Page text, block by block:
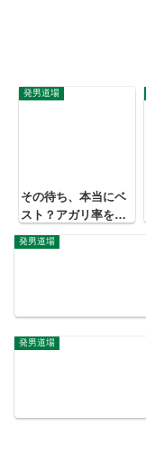
発男道場
その待ち、本当にベ
スト？アガリ率を劇
的に変える「待ち選
択」の思考法【問題
発男道場
発男道場